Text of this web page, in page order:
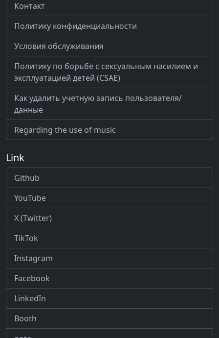
Контакт
Политику конфиденциальности
Условия обслуживания
Политику по борьбе с сексуальным насилием и
эксплуатацией детей (CSAE)
Как удалить учетную запись пользователя/
данные
Regarding the use of music
Link
Github
YouTube
X (Twitter)
TikTok
Instagram
Facebook
LinkedIn
Booth